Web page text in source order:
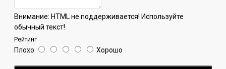
Внимание: HTML не поддерживается! Используйте
обычный текст!
Рейтинг
Плохо Хорошо